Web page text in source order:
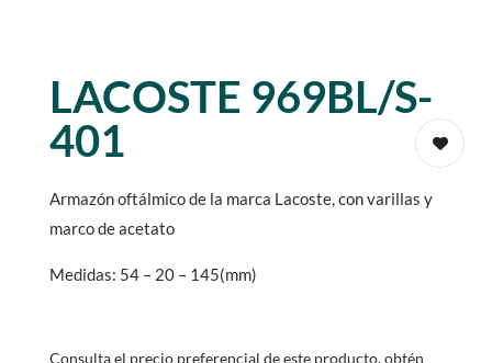
LACOSTE 969BL/S-
401
Armazón oftálmico de la marca Lacoste, con varillas y
marco de acetato
Medidas: 54 – 20 – 145(mm)
Consulta el precio preferencial de este producto, obtén